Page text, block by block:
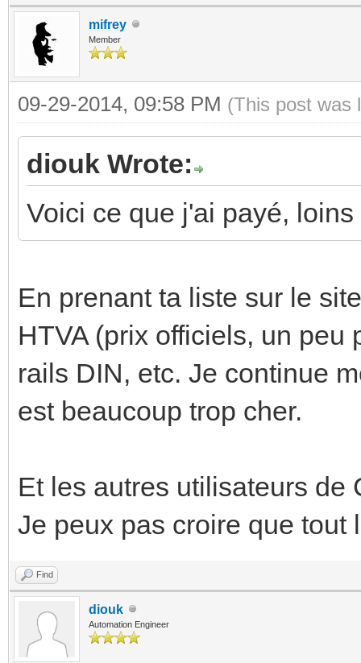
mifrey
Member
09-29-2014, 09:58 PM (This post was
diouk Wrote:
Voici ce que j'ai payé,
En prenant ta liste sur le
HTVA (prix officiels, un
rails DIN, etc. Je continue
est beaucoup trop cher.
Et les autres utilisateurs de
Je peux pas croire que tout
Find
diouk
Automation Engineer